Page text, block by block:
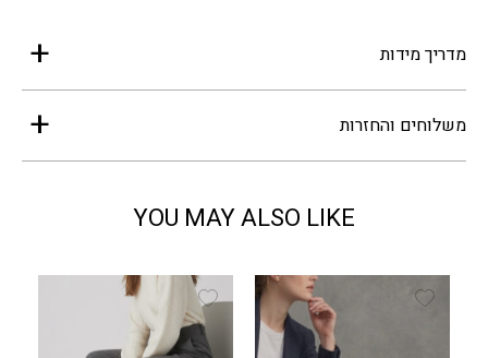
מדריך מידות
משלוחים והחזרות
YOU MAY ALSO LIKE